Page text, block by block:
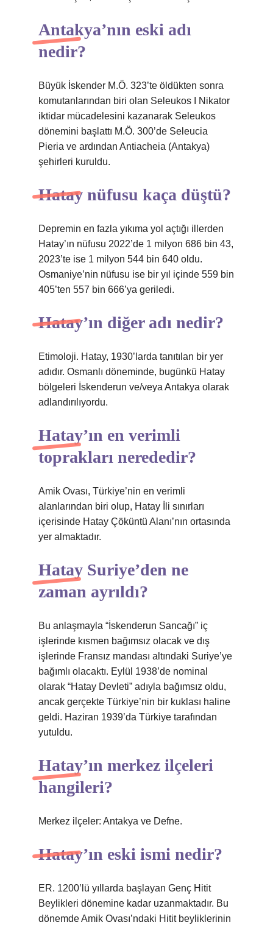
Antakya’nın eski adı
nedir?
Büyük İskender M.Ö. 323’te öldükten sonra
komutanlarından biri olan Seleukos I Nikator
iktidar mücadelesini kazanarak Seleukos
dönemini başlattı M.Ö. 300’de Seleucia
Pieria ve ardından Antiacheia (Antakya)
şehirleri kuruldu.
Hatay nüfusu kaça düştü?
Depremin en fazla yıkıma yol açtığı illerden
Hatay’ın nüfusu 2022’de 1 milyon 686 bin 43,
2023’te ise 1 milyon 544 bin 640 oldu.
Osmaniye’nin nüfusu ise bir yıl içinde 559 bin
405’ten 557 bin 666’ya geriledi.
Hatay’ın diğer adı nedir?
Etimoloji. Hatay, 1930’larda tanıtılan bir yer
adıdır. Osmanlı döneminde, bugünkü Hatay
bölgeleri İskenderun ve/veya Antakya olarak
adlandırılıyordu.
Hatay’ın en verimli
toprakları nerededir?
Amik Ovası, Türkiye’nin en verimli
alanlarından biri olup, Hatay İli sınırları
içerisinde Hatay Çöküntü Alanı’nın ortasında
yer almaktadır.
Hatay Suriye’den ne
zaman ayrıldı?
Bu anlaşmayla “İskenderun Sancağı” iç
işlerinde kısmen bağımsız olacak ve dış
işlerinde Fransız mandası altındaki Suriye’ye
bağımlı olacaktı. Eylül 1938’de nominal
olarak “Hatay Devleti” adıyla bağımsız oldu,
ancak gerçekte Türkiye’nin bir kuklası haline
geldi. Haziran 1939’da Türkiye tarafından
yutuldu.
Hatay’ın merkez ilçeleri
hangileri?
Merkez ilçeler: Antakya ve Defne.
Hatay’ın eski ismi nedir?
ER. 1200’lü yıllarda başlayan Genç Hitit
Beylikleri dönemine kadar uzanmaktadır. Bu
dönemde Amik Ovası’ndaki Hitit beyliklerinin